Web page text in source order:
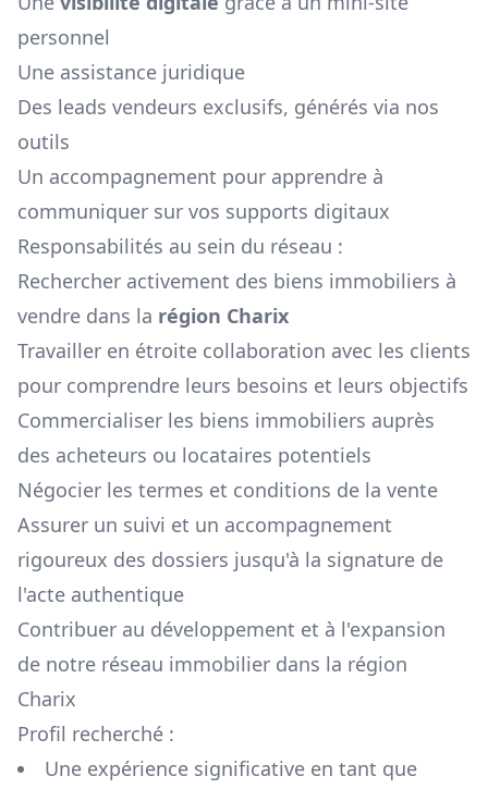
personnel
Une assistance juridique
Des leads vendeurs exclusifs, générés via nos
outils
Un accompagnement pour apprendre à
communiquer sur vos supports digitaux
Responsabilités au sein du réseau :
Rechercher activement des biens immobiliers à
vendre dans la région Charix
Travailler en étroite collaboration avec les clients
pour comprendre leurs besoins et leurs objectifs
Commercialiser les biens immobiliers auprès
des acheteurs ou locataires potentiels
Négocier les termes et conditions de la vente
Assurer un suivi et un accompagnement
rigoureux des dossiers jusqu'à la signature de
l'acte authentique
Contribuer au développement et à l'expansion
de notre réseau immobilier dans la région
Charix
Profil recherché :
Une expérience significative en tant que